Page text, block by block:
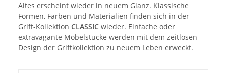
Altes erscheint wieder in neuem Glanz. Klassische
Formen, Farben und Materialien finden sich in der
Griff-Kollektion CLASSIC wieder. Einfache oder
extravagante Möbelstücke werden mit dem zeitlosen
Design der Griffkollektion zu neuem Leben erweckt.